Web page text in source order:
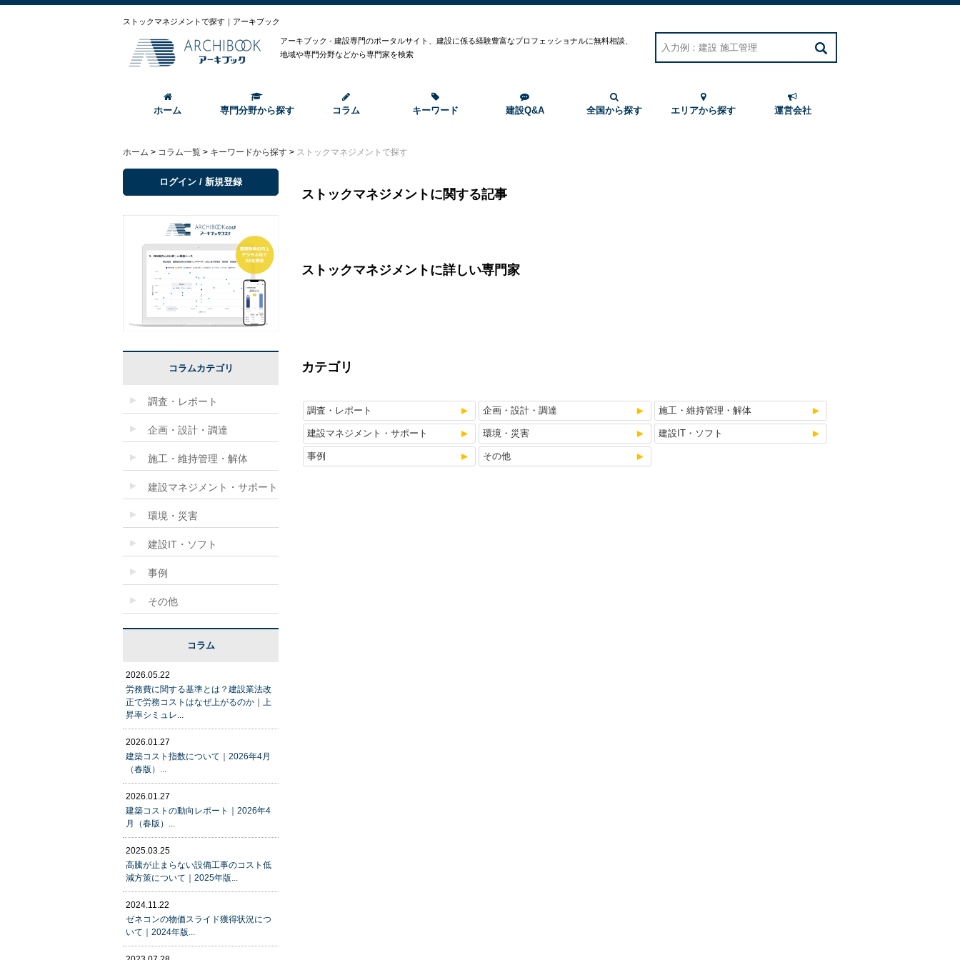
ストックマネジメントで探す｜アーキブック
アーキブック - 建設専門のポータルサイト、建設に係る経験豊富なプロフェッショナルに無料相談、
地域や専門分野などから専門家を検索
ホーム 専門分野から探す コラム キーワード 建設Q&A 全国から探す エリアから探す 運営会社
ホーム > コラム一覧 > キーワードから探す > ストックマネジメントで探す
ストックマネジメントに関する記事
ストックマネジメントに詳しい専門家
カテゴリ
調査・レポート 企画・設計・調達 施工・維持管理・解体
建設マネジメント・サポート 環境・災害 建設IT・ソフト
事例 その他
ログイン / 新規登録
コラムカテゴリ
調査・レポート
企画・設計・調達
施工・維持管理・解体
建設マネジメント・サポート
環境・災害
建設IT・ソフト
事例
その他
コラム
2026.05.22
労務費に関する基準とは？建設業法改
正で労務コストはなぜ上がるのか｜上
昇率シミュレ...
2026.01.27
建築コスト指数について｜2026年4月
（春版）...
2026.01.27
建築コストの動向レポート｜2026年4
月（春版）...
2025.03.25
高騰が止まらない設備工事のコスト低
減方策について｜2025年版...
2024.11.22
ゼネコンの物価スライド獲得状況につ
いて｜2024年版...